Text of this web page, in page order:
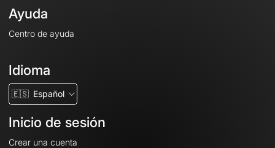
Ayuda
Centro de ayuda
Idioma
🇪🇸 Español
Inicio de sesión
Crear una cuenta